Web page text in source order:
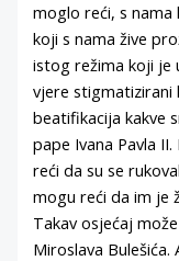
moglo reći, s
koji s nama žive
istog režima koji je
vjere stigmatizirani
beatifikacija kakve
pape Ivana Pavla
reći da su se
mogu reći da im je
Takav osjećaj
Miroslava